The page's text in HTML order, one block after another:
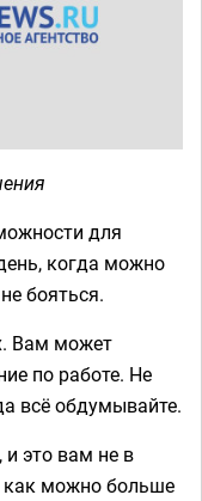
для
когда можно
бояться.
Вам может
по работе. Не
всё обдумывайте.
и это вам не в
как можно больше